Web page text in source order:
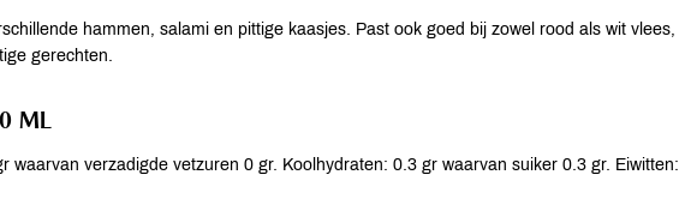
hammen, salami en pittige kaasjes. Past ook goed bij zowel rood als wit vlees,
gerechten.
ML
waarvan verzadigde vetzuren 0 gr. Koolhydraten: 0.3 gr waarvan suiker 0.3 gr. Eiwitten: